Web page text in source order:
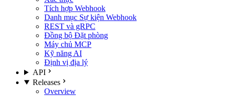
Tích hợp Webhook
Danh mục Sự kiện Webhook
REST và gRPC
Đồng bộ Đặt phòng
Máy chủ MCP
Kỹ năng AI
Định vị địa lý
API
Releases
Overview